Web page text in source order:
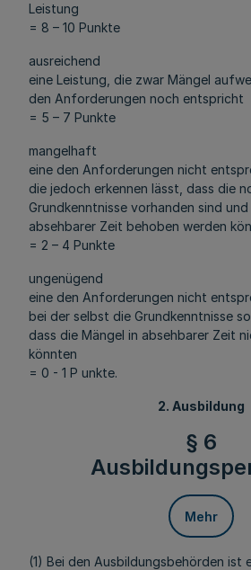
Leistung
= 8 – 10 Punkte
ausreichend
eine Leistung, die zwar Mängel
den Anforderungen noch entspricht
= 5 – 7 Punkte
mangelhaft
eine den Anforderungen nicht
die jedoch erkennen lässt, dass die
Grundkenntnisse vorhanden sind
absehbarer Zeit behoben werden
= 2 – 4 Punkte
ungenügend
eine den Anforderungen nicht
bei der selbst die Grundkenntnisse
dass die Mängel in absehbarer Zeit
könnten
= 0 - 1 P unkte.
2. Ausbildung
§ 6
Mehr
(1) Bei den Ausbildungsbehörden ist